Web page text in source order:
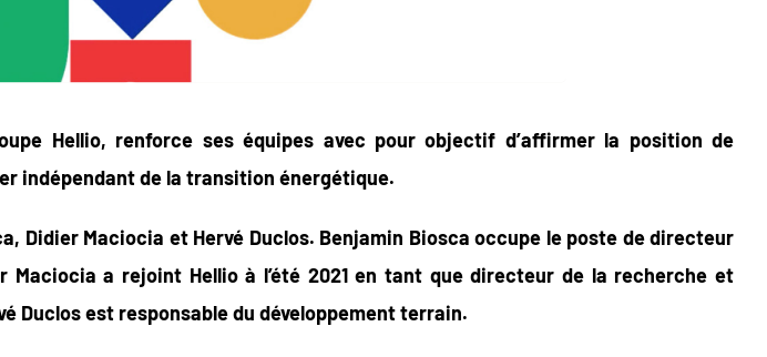
Hellio, renforce ses équipes avec pour objectif d’affirmer la position de
indépendant de la transition énergétique.
Didier Maciocia et Hervé Duclos. Benjamin Biosca occupe le poste de directeur
Maciocia a rejoint Hellio à l’été 2021 en tant que directeur de la recherche et
Duclos est responsable du développement terrain.